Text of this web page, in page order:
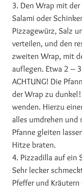
3. Den Wrap mit
Salami oder
Pizzagewürz, Salz
verteilen, und den
zweiten Wrap, mit
auflegen. Etwa 2 –
ACHTUNG! Die
der Wrap zu
wenden. Hierzu
alles umdrehen und
Pfanne gleiten
Hitze braten.
4. Pizzadilla auf ein
Sehr lecker
Pfeffer und